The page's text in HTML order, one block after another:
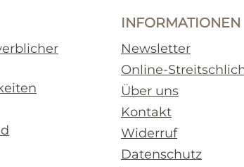
INFORMATIONEN
Newsletter
Online-
Über uns
Kontakt
Widerruf
Datenschutz